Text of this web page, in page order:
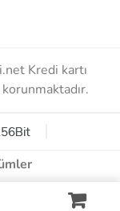
Kredi kartı